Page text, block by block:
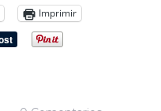
Imprimir